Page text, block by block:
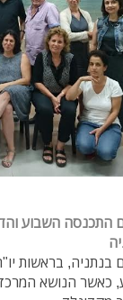
התכנסה השבוע
בנתניה, בראשות
הנושא